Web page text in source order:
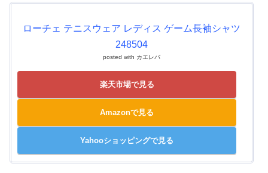
ローチェ テニスウェア レディス ゲーム長袖シャツ
248504
posted with カエレバ
楽天市場で見る
Amazonで見る
Yahooショッピングで見る